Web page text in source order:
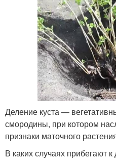
Деление куста —
смородины, при котором
признаки маточного
В каких случаях прибегают